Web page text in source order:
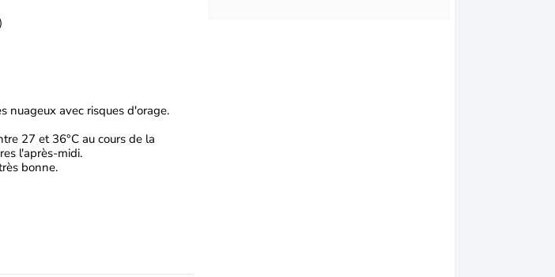
nuageux avec risques d'orage.
27 et 36°C au cours de la
l'après-midi.
bonne.